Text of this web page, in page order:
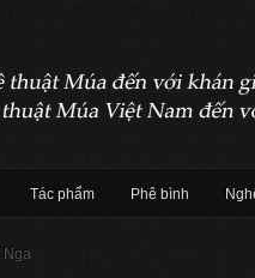
Tác phẩm Phê bình
Nga